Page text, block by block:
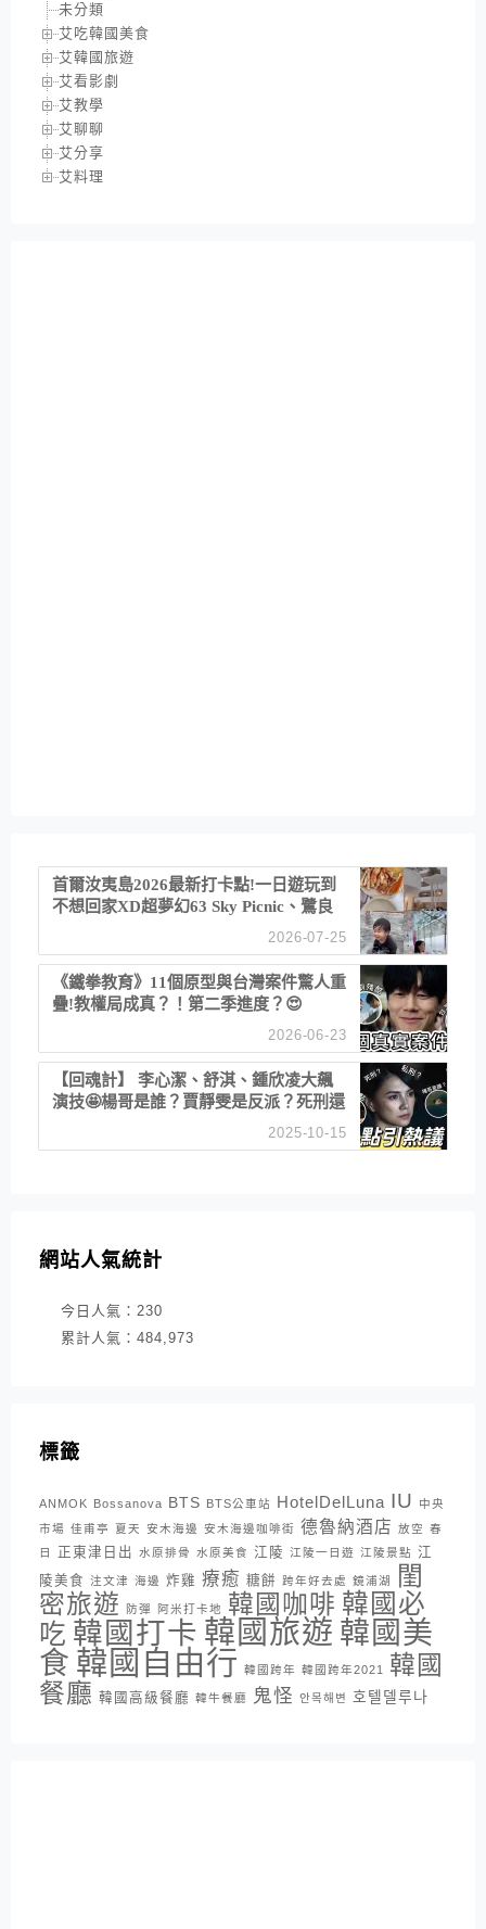
未分類
艾吃韓國美食
艾韓國旅遊
艾看影劇
艾教學
艾聊聊
艾分享
艾料理
首爾汝夷島2026最新打卡點!一日遊玩到
不想回家XD超夢幻63 Sky Picnic、鷺良
津帝王蟹大餐、《淚之女王》拍攝地、漢
2026-07-25
《鐵拳教育》11個原型與台灣案件驚人重
疊!教權局成真？！第二季進度？😍
2026-06-23
【回魂計】 李心潔、舒淇、鍾欣凌大飆
演技🤩楊哥是誰？賈靜雯是反派？死刑還
2025-10-15
網站人氣統計
今日人氣： 230
累計人氣： 484,973
標籤
ANMOK Bossanova BTS BTS公車站 HotelDelLuna IU
中央
市場 佳甫亭 夏天 安木海邊 安木海邊咖啡街 德魯納酒店 放空 春
日
正東津日出 水原排骨 水原美食 江陵 江陵一日遊 江陵景點 江
陵美食 注文津 海邊 炸雞 療癒 糖餅 跨年好去處 鏡浦湖
閨
密旅遊
防彈 阿米打卡地 韓國咖啡 韓國必
吃 韓國打卡 韓國旅遊 韓國美
食 韓國自由行 韓國跨年 韓國跨年2021
韓國
餐廳 韓國高級餐廳 韓牛餐廳 鬼怪 안목해변 호텔델루나